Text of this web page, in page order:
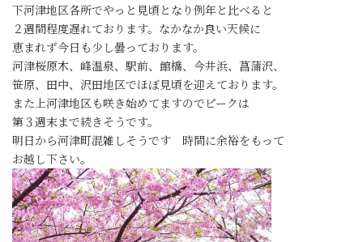
下河津地区各所でやっと見頃となり例年と比べると
２週間程度遅れております。なかなか良い天候に
恵まれず今日も少し曇っております。
河津桜原木、峰温泉、駅前、館橋、今井浜、菖蒲沢、
笹原、田中、沢田地区でほぼ見頃を迎えております。
また上河津地区も咲き始めてますのでピークは
第３週末まで続きそうです。
明日から河津町混雑しそうです 時間に余裕をもって
お越し下さい。